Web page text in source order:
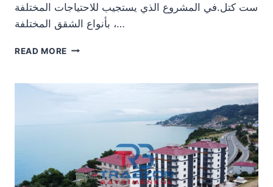
ست كتل.في المشروع الذي يستجيب للاحتياجات المختلفة
بأنواع الشقق المختلفة ،…
READ MORE شقق
البحر
أرسين
طرابزون